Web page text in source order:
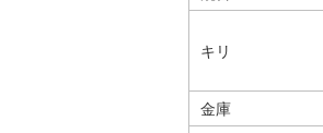
キリ
金庫